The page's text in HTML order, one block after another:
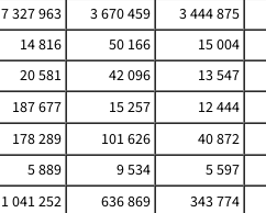
7 327 963 3 670 459
3 444 875
14 816 50 166
15 004
20 581 42 096
13 547
187 677 15 257
12 444
178 289 101 626
40 872
5 889 9 534
5 597
1 041 252 636 869
343 774